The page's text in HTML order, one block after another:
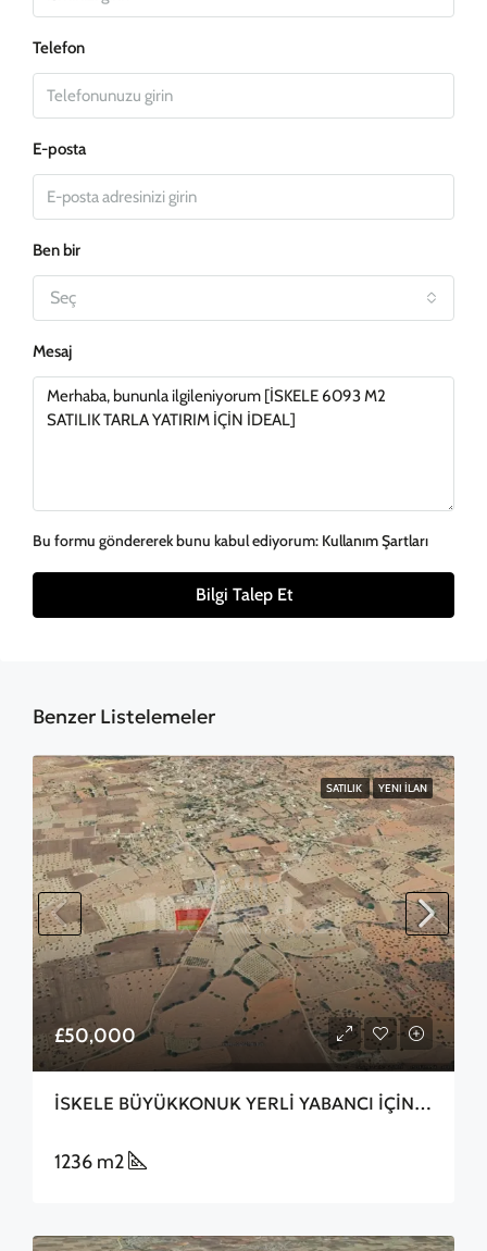
Telefon
E-posta
Ben bir
Seç
Mesaj
Bu formu göndererek bunu kabul ediyorum: Kullanım Şartları
Bilgi Talep Et
Benzer Listelemeler
SATILIK YENI İLAN
£50,000
İSKELE BÜYÜKKONUK YERLİ YABANCI İÇİN 1 DÖNÜM
1236 m2